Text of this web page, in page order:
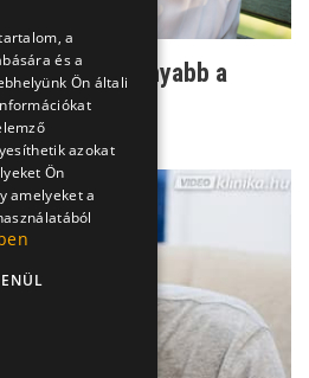
hatékonyabb a
a
és a
Ön általi
azokat
Ön
amelyeket a